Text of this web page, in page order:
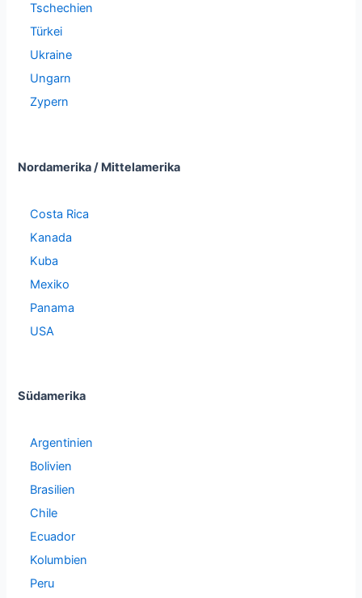
Tschechien
Türkei
Ukraine
Ungarn
Zypern
Nordamerika / Mittelamerika
Costa Rica
Kanada
Kuba
Mexiko
Panama
USA
Südamerika
Argentinien
Bolivien
Brasilien
Chile
Ecuador
Kolumbien
Peru